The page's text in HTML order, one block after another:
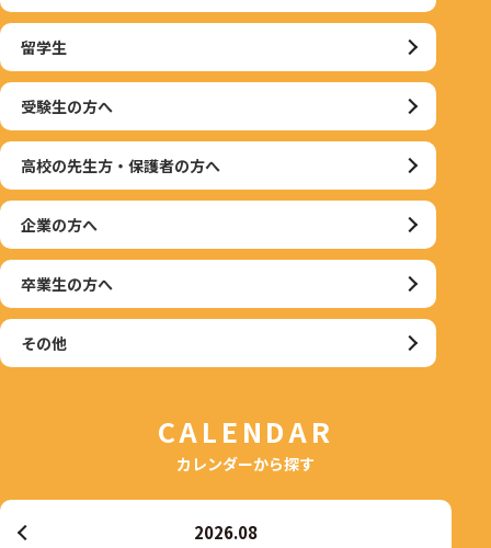
留学生
受験生の方へ
高校の先生方・保護者の方へ
企業の方へ
卒業生の方へ
その他
CALENDAR
カレンダーから探す
2026.08